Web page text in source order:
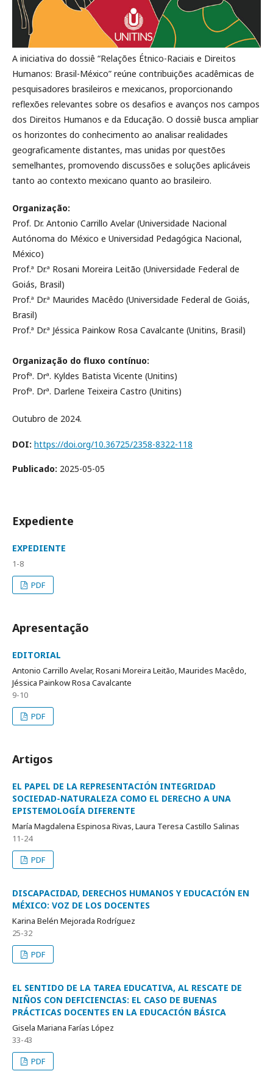
A iniciativa do dossiê “Relações Étnico-Raciais e Direitos
Humanos: Brasil-México” reúne contribuições acadêmicas de
pesquisadores brasileiros e mexicanos, proporcionando
reflexões relevantes sobre os desafios e avanços nos campos
dos Direitos Humanos e da Educação. O dossiê busca ampliar
os horizontes do conhecimento ao analisar realidades
geograficamente distantes, mas unidas por questões
semelhantes, promovendo discussões e soluções aplicáveis
tanto ao contexto mexicano quanto ao brasileiro.
Organização:
Prof. Dr. Antonio Carrillo Avelar (Universidade Nacional
Autónoma do México e Universidad Pedagógica Nacional,
México)
Prof.ª Dr.ª Rosani Moreira Leitão (Universidade Federal de
Goiás, Brasil)
Prof.ª Dr.ª Maurides Macêdo (Universidade Federal de Goiás,
Brasil)
Prof.ª Dr.ª Jéssica Painkow Rosa Cavalcante (Unitins, Brasil)
Organização do fluxo contínuo:
Profª. Drª. Kyldes Batista Vicente (Unitins)
Profª. Drª. Darlene Teixeira Castro (Unitins)
Outubro de 2024.
DOI: https://doi.org/10.36725/2358-8322-118
Publicado: 2025-05-05
Expediente
EXPEDIENTE
1-8
PDF
Apresentação
EDITORIAL
Antonio Carrillo Avelar, Rosani Moreira Leitão, Maurides Macêdo,
Jéssica Painkow Rosa Cavalcante
9-10
PDF
Artigos
EL PAPEL DE LA REPRESENTACIÓN INTEGRIDAD
SOCIEDAD-NATURALEZA COMO EL DERECHO A UNA
EPISTEMOLOGÍA DIFERENTE
María Magdalena Espinosa Rivas, Laura Teresa Castillo Salinas
11-24
PDF
DISCAPACIDAD, DERECHOS HUMANOS Y EDUCACIÓN EN
MÉXICO: VOZ DE LOS DOCENTES
Karina Belén Mejorada Rodríguez
25-32
PDF
EL SENTIDO DE LA TAREA EDUCATIVA, AL RESCATE DE
NIÑOS CON DEFICIENCIAS: EL CASO DE BUENAS
PRÁCTICAS DOCENTES EN LA EDUCACIÓN BÁSICA
Gisela Mariana Farías López
33-43
PDF